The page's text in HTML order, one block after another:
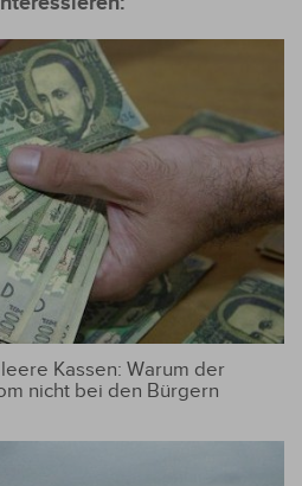
Kassen: Warum der
nicht bei den Bürgern